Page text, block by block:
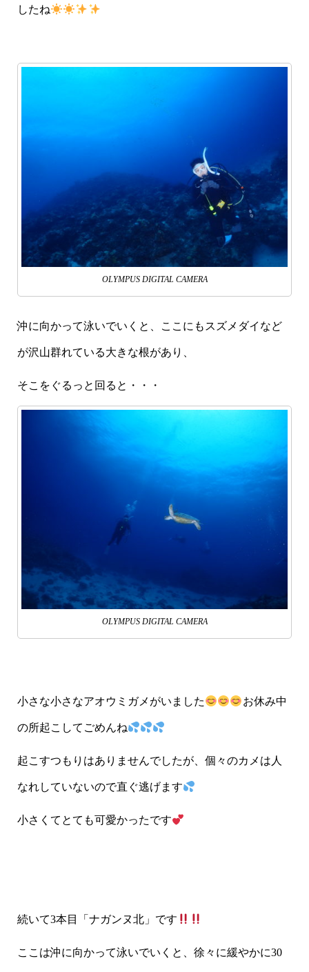
したね
OLYMPUS DIGITAL CAMERA
沖に向かって泳いでいくと、ここにもスズメダイなど
が沢山群れている大きな根があり、
そこをぐるっと回ると・・・
OLYMPUS DIGITAL CAMERA
小さな小さなアオウミガメがいました お休み中
の所起こしてごめんね
起こすつもりはありませんでしたが、個々のカメは人
なれしていないので直ぐ逃げます
小さくてとても可愛かったです
続いて3本目「ナガンヌ北」です
ここは沖に向かって泳いでいくと、徐々に緩やかに30